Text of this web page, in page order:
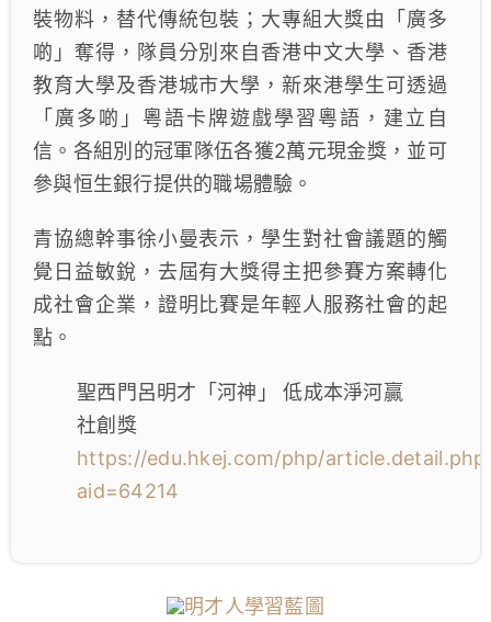
裝物料，替代傳統包裝；大專組大獎由「廣多
啲」奪得，隊員分別來自香港中文大學、香港
教育大學及香港城市大學，新來港學生可透過
「廣多啲」粵語卡牌遊戲學習粵語，建立自
信。各組別的冠軍隊伍各獲2萬元現金獎，並可
參與恒生銀行提供的職場體驗。
青協總幹事徐小曼表示，學生對社會議題的觸
覺日益敏銳，去屆有大獎得主把參賽方案轉化
成社會企業，證明比賽是年輕人服務社會的起
點。
聖西門呂明才「河神」 低成本淨河贏
社創獎
https://edu.hkej.com/php/
aid=64214